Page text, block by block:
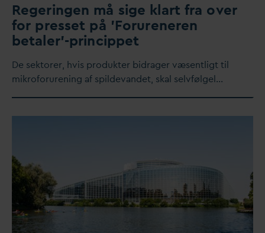
Regeringen må sige klart fra over
for presset på 'Forureneren
betaler'-princippet
De sektorer, hvis produkter bidrager væsentligt til
mikroforurening af spildevandet, skal selvfølgel…